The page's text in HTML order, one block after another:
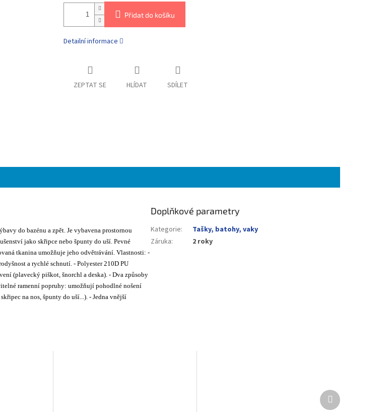
Přidat do košíku
Detailní informace
ZEPTAT SE HLÍDAT SDÍLET
do bazénu a zpět. Je vybavena prostornou
jako skřipce nebo špunty do uší. Pevné
tkanina umožňuje jeho odvětrávání. Vlastnosti: -
a rychlé schnutí. - Polyester 210D PU
(plavecký piškot, šnorchl a deska). - Dva způsoby
ramenní popruhy: umožňují pohodlné nošení
na nos, špunty do uší...). - Jedna vnější
Doplňkové parametry
Kategorie:
Tašky, batohy, vaky
Záruka: 2 roky
Další
produkt